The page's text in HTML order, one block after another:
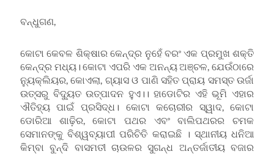
ବନ୍ଧୁଗଣ,
କୋଟା କେବଳ ଶିକ୍ଷାର କେନ୍ଦ୍ର ନୁହେଁ ବରଂ ଏକ ପ୍ରମୁଖ ଶକ୍ତି
କେନ୍ଦ୍ର ମଧ୍ୟ। କୋଟା ଏପରି ଏକ ଅନନ୍ୟ ଅଞ୍ଚଳ, ଯେଉଁଠାରେ
ନ୍ୟୁକ୍ଲିୟର, କୋଏଲା, ଗ୍ୟାସ ଓ ପାଣି ସହିତ ପ୍ରାୟ ସମସ୍ତ ଉର୍ଜା
ଉତ୍ସରୁ ବିଦ୍ୟୁତ ଉତ୍ପାଦନ ହୁଏ।। ହାଡୋଟିର ଏହି ଭୂମି ଏହାର
ଐତିହ୍ୟ ପାଇଁ ପ୍ରସିଦ୍ଧ। କୋଟା କଚୋରୀର ସ୍ୱାଦ, କୋଟା
ଡୋରିଆ ଶାଢ଼ିର, କୋଟା ପଥର ଏବଂ ବାଲିପଥରର ଚମକ
ସେମାନଙ୍କୁ ବିଶ୍ୱବ୍ୟାପୀ ପରିଚିତି କରାଇଛି । ସ୍ଥାନୀୟ ଧନିଆ
କିମ୍ବା ବୁନ୍ଦି ବାସମତୀ ଚାଉଳର ସୁଗନ୍ଧ ଅନ୍ତର୍ଜାତୀୟ ବଜାର